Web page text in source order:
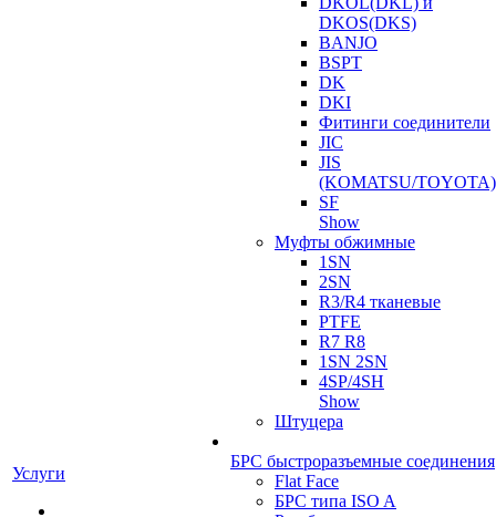
Услуги
DKOS(DKS)
BANJO
BSPT
DK
DKI
Фитинги соединители
JIC
JIS
(KOMATSU/TOYOTA)
SF
Show
Муфты обжимные
1SN
2SN
R3/R4 тканевые
PTFE
R7 R8
1SN 2SN
4SP/4SH
Show
Штуцера
БРС быстроразъемные соединения
Flat Face
БРС типа ISO A